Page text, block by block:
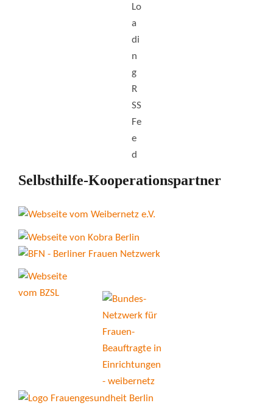
Selbsthilfe-Kooperationspartner